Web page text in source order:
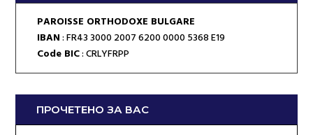
PAROISSE ORTHODOXE BULGARE
IBAN : FR43 3000 2007 6200 0000 5368 E19
Code BIC: CRLYFRPP
ПРОЧЕТЕНО ЗА ВАС